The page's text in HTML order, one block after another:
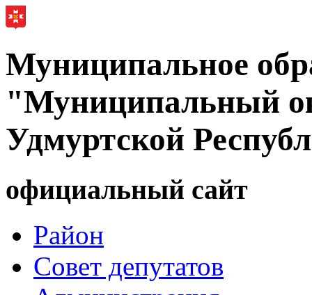
Муниципальное
"Муниципальный
Удмуртской
официальный сайт
Район
Совет депутатов